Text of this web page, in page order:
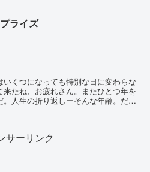
ライズ
くつになっても特別な日に変わらな
たね、お疲れさん。またひとつ年を
人生の折り返しーそんな年齢。だか
サーリンク